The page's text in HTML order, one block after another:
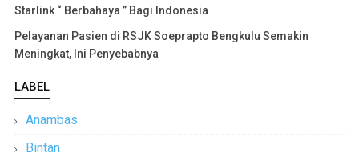
Starlink “ Berbahaya ” Bagi Indonesia
Pelayanan Pasien di RSJK Soeprapto Bengkulu Semakin
Meningkat, Ini Penyebabnya
LABEL
Anambas
Bintan